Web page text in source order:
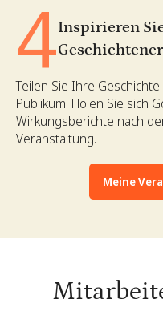
4Inspirieren
Teilen Sie Ihre
Publikum. Holen Sie sich
Wirkungsberichte nach
Veranstaltung.
Meine